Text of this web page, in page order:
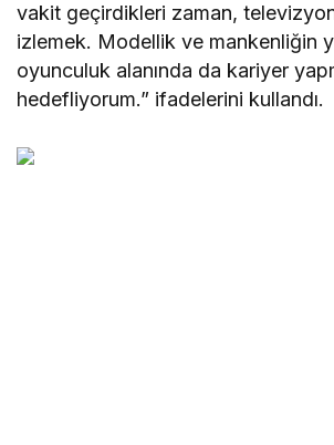
vakit geçirdikleri zaman,
izlemek. Modellik ve mankenliğin
oyunculuk alanında da kariyer
hedefliyorum.” ifadelerini kullandı.